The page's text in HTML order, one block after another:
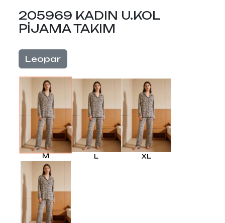
205969 KADIN U.KOL
PİJAMA TAKIM
Leopar
M L XL